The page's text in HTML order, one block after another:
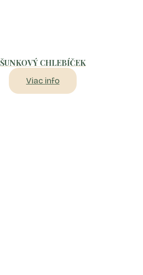
ŠUNKOVÝ CHLEBÍČEK
Viac info